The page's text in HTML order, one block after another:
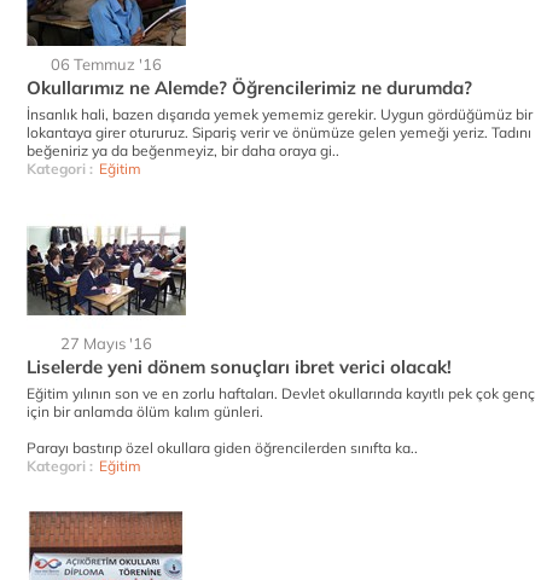
06 Temmuz '16
Okullarımız ne Alemde? Öğrencilerimiz ne durumda?
İnsanlık hali, bazen dışarıda yemek yememiz gerekir. Uygun gördüğümüz bir
lokantaya girer otururuz. Sipariş verir ve önümüze gelen yemeği yeriz. Tadını
beğeniriz ya da beğenmeyiz, bir daha oraya gi..
Kategori : Eğitim
27 Mayıs '16
Liselerde yeni dönem sonuçları ibret verici olacak!
Eğitim yılının son ve en zorlu haftaları. Devlet okullarında kayıtlı pek çok genç
için bir anlamda ölüm kalım günleri.
Parayı bastırıp özel okullara giden öğrencilerden sınıfta ka..
Kategori : Eğitim